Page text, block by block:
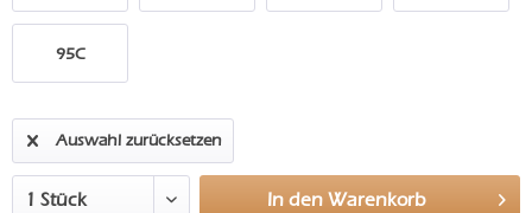
95C
Auswahl zurücksetzen
In den Warenkorb